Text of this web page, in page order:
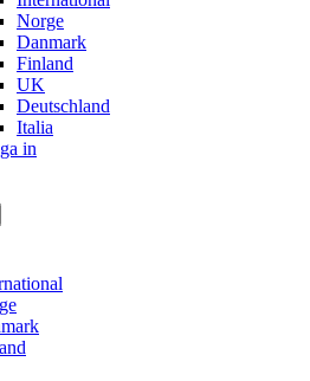
Norge
Danmark
Finland
UK
Deutschland
Italia
in